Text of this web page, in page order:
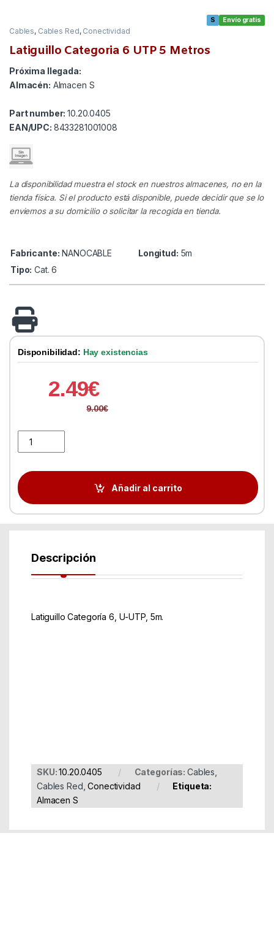
Envío gratis
S
Cables, Cables Red, Conectividad
Latiguillo Categoria 6 UTP 5 Metros
Próxima llegada:
Almacén: Almacen S
Part number:10.20.0405
EAN/UPC: 8433281001008
La disponibilidad muestra el stock en nuestros almacenes, no en la
tienda física. Si el producto está disponible, puede decidir que se lo
enviemos a su domicilio o solicitar la recogida en tienda.
Fabricante: NANOCABLE Longitud: 5m
Tipo: Cat. 6
Disponibilidad: Hay existencias
2.49€
9.00€
Añadir al carrito
Descripción
Latiguillo Categoría 6, U-UTP, 5m.
SKU:10.20.0405 Categorías: Cables
Cables Red ,Conectividad
Etiqueta:
Almacen S